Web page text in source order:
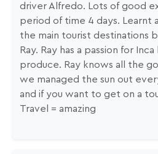
driver Alfredo. Lots of good
period of time 4 days. Learnt
the main tourist destinations
Ray. Ray has a passion for
produce. Ray knows all the
we managed the sun out
and if you want to get on a
Travel = amazing